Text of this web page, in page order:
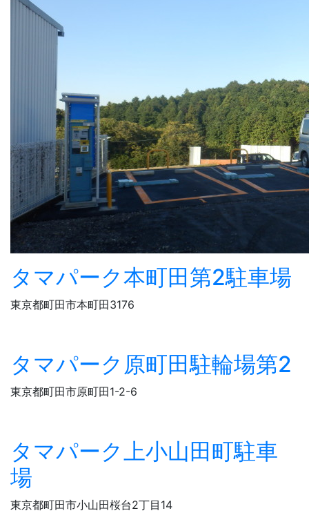
タマパーク本町田第2駐車場
東京都町田市本町田3176
タマパーク原町田駐輪場第2
東京都町田市原町田1-2-6
タマパーク上小山田町駐車
場
東京都町田市小山田桜台2丁目14